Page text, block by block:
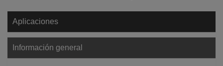
Aplicaciones
Información general